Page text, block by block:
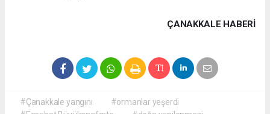
ÇANAKKALE HABERİ
#Çanakkale yangını
#ormanlar yeşerdi